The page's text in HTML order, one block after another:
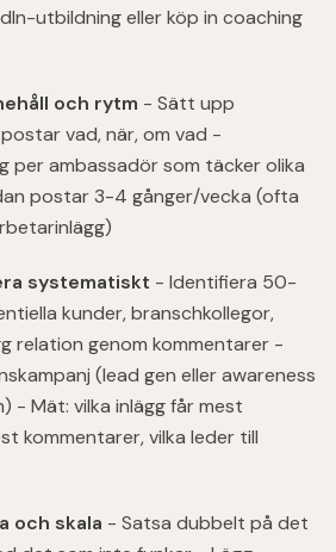
utbildning eller köp in coaching
och rytm - Sätt upp
vad, när, om vad -
per ambassadör som täcker olika
postar 3-4 gånger/vecka (ofta
systematiskt - Identifiera 50-
kunder, branschkollegor,
relation genom kommentarer -
(lead gen eller awareness
- Mät: vilka inlägg får mest
kommentarer, vilka leder till
och skala - Satsa dubbelt på det